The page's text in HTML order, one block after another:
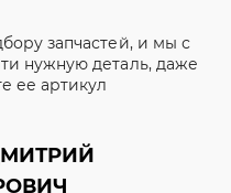
запчастей, и мы с
нужную деталь, даже
ее артикул